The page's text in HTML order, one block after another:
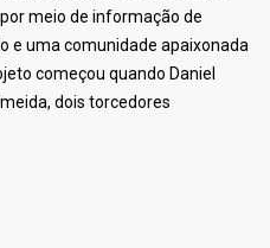
meio de informação de
e uma comunidade apaixonada
começou quando Daniel
dois torcedores